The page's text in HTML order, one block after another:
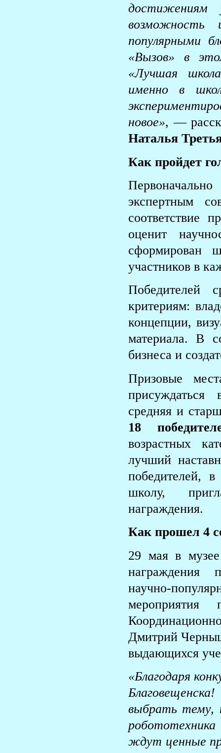
достижениям
возможность
популярными
«Вызов» в
«Лучшая
именно в
новое», —
Наталья
Как пройдет
экспертным
соответствие
оценит
сформирован
участников в
Победителей
критериям:
концепции,
материала. В
бизнеса и
Призовые
присуждаться
средняя и
18
возрастных
лучший
победителей,
школу,
награждения.
Как прошел 4
29 мая в
награждения
научно-
мероприятия
Дмитрий
выдающихся
«Благодаря
выбрать тему,
ждут ценные